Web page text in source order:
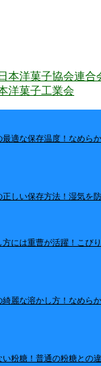
本洋菓子協会連合
洋菓子工業会
適な保存温度！なめら
しい保存方法！湿気を
には重曹が活躍！こび
麗な溶かし方！なめら
粉糖！普通の粉糖との